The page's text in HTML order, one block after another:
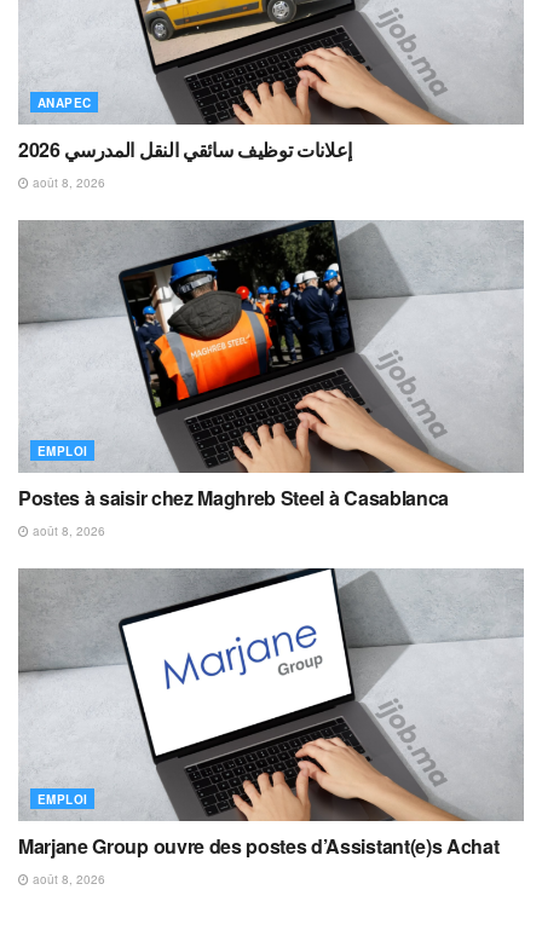
ANAPEC
إعلانات توظيف سائقي النقل المدرسي 2026
août 8, 2026
EMPLOI
Postes à saisir chez Maghreb Steel à Casablanca
août 8, 2026
EMPLOI
Marjane Group ouvre des postes d’Assistant(e)s Achat
août 8, 2026